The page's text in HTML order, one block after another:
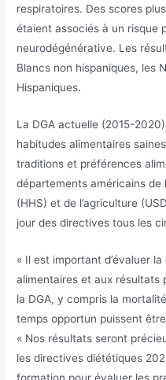
respiratoires. Des scores plus
étaient associés à un risque
neurodégénérative. Les
Blancs non hispaniques, les
Hispaniques.
La DGA actuelle (2015-
habitudes alimentaires
traditions et préférences
départements américains
(HHS) et de l’agriculture
jour des directives tous les
« Il est important d’évaluer
alimentaires et aux résultats
la DGA, y compris la
temps opportun puissent
« Nos résultats seront
les directives diététiques